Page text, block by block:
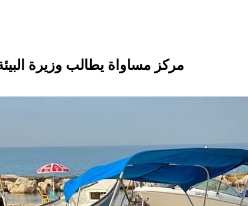
مركز مساواة يطالب وزيرة